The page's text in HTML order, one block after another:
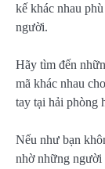
kế khác nhau
người.
Hãy tìm đến
mã khác nhau
tay tại hải phòng
Nếu như bạn
nhờ những người